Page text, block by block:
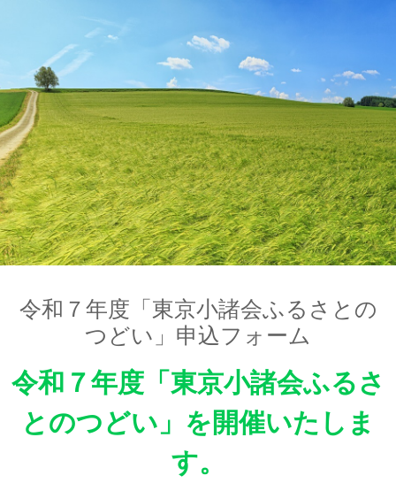
令和７年度「東京小諸会ふるさとの
つどい」申込フォーム
令和７年度「東京小諸会ふるさ
とのつどい」を開催いたしま
す。